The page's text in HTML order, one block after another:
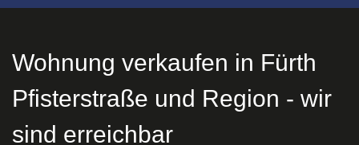
Wohnung verkaufen in Fürth
Pfisterstraße und Region - wir
sind erreichbar